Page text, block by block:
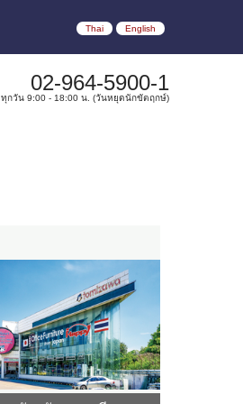
Thai English
02-964-5900-1
ทุกวัน 9:00 - 18:00 น. (วันหยุดนักขัตฤกษ์)